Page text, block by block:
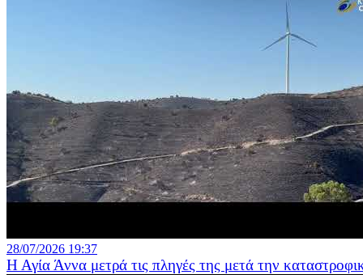
28/07/2026 19:37
Η Αγία Άννα μετρά τις πληγές της μετά την